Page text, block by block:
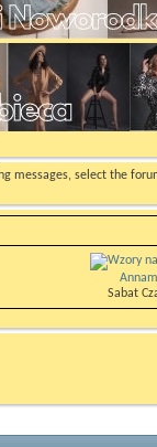
messages, select the
Sabat